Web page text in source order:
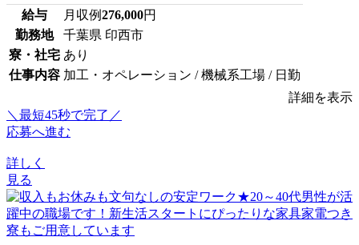
給与 月収例276,000円
勤務地
千葉県 印西市
寮・社宅 あり
仕事内容 加工・オペレーション / 機械系工場 / 日勤
詳細を表示
＼最短45秒で完了／
応募へ進む
詳しく
見る